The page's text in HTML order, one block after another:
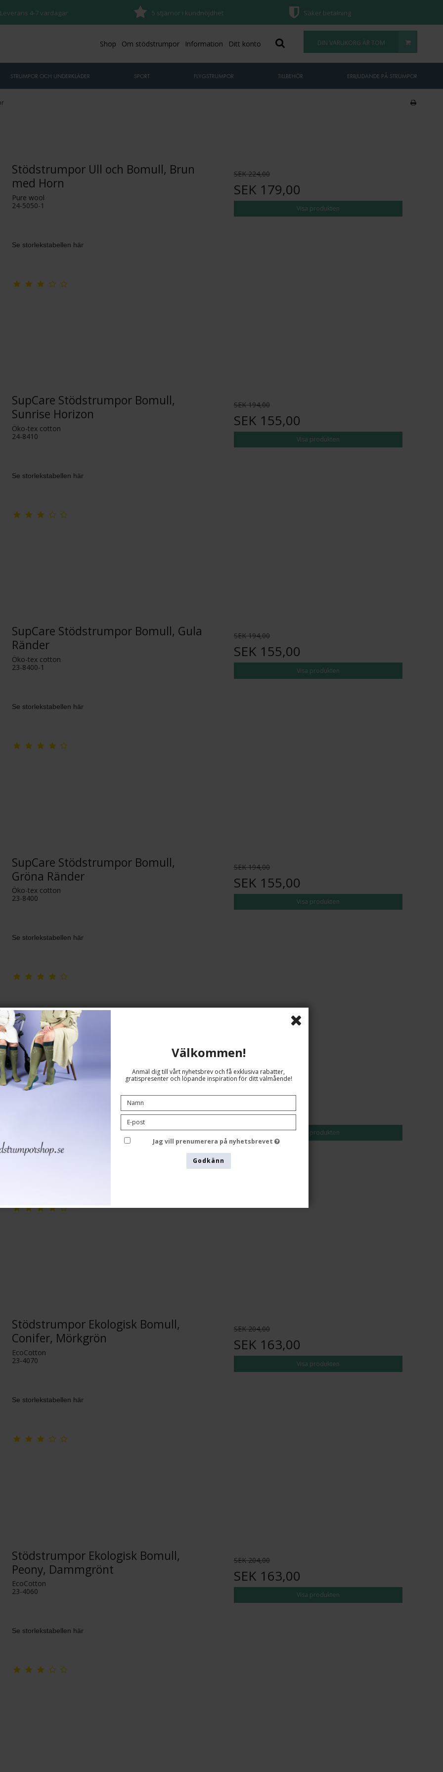
Leverans 4-7 vardagar 5 stjärnor i kundnöjdhet Säker betalning
DIN VARUKORG ÄR TOM
Shop Om stödstrumpor Information Ditt konto
STRUMPOR OCH UNDERKLÄDER SPORT FLYGSTRUMPOR TILLBEHÖR ERBJUDANDE PÅ STRUMPOR
Stödstrumpor Ull och Bomull, Brun
med Horn
Pure wool
24-5050-1
Se storlekstabellen här
SEK 224,00
SEK 179,00
Visa produkten
SupCare Stödstrumpor Bomull,
Sunrise Horizon
Öko-tex cotton
24-8410
Se storlekstabellen här
SEK 194,00
SEK 155,00
Visa produkten
SupCare Stödstrumpor Bomull, Gula
Ränder
Öko-tex cotton
23-8400-1
Se storlekstabellen här
SEK 194,00
SEK 155,00
Visa produkten
SupCare Stödstrumpor Bomull,
Gröna Ränder
Öko-tex cotton
23-8400
Se storlekstabellen här
SEK 194,00
SEK 155,00
Visa produkten
Stödstrumpor Ekologisk Bomull,
Peony, Dammgrönt, BRED MODELL
SEK 204,00
SEK 163,00
Visa produkten
Stödstrumpor Ekologisk Bomull,
Conifer, Mörkgrön
EcoCotton
23-4070
Se storlekstabellen här
SEK 204,00
SEK 163,00
Visa produkten
Stödstrumpor Ekologisk Bomull,
Peony, Dammgrönt
EcoCotton
23-4060
Se storlekstabellen här
SEK 204,00
SEK 163,00
Visa produkten
Välkommen!
Anmäl dig till vårt nyhetsbrev och få exklusiva rabatter,
gratispresenter och löpande inspiration för ditt välmående!
Jag vill prenumerera på nyhetsbrevet
Godkänn